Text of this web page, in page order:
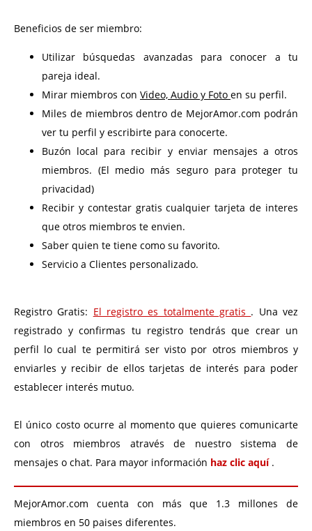
Beneficios de ser miembro:
Utilizar búsquedas avanzadas para conocer a tu
pareja ideal.
Mirar miembros con Video, Audio y Foto en su perfil.
Miles de miembros dentro de MejorAmor.com podrán
ver tu perfil y escribirte para conocerte.
Buzón local para recibir y enviar mensajes a otros
miembros. (El medio más seguro para proteger tu
privacidad)
Recibir y contestar gratis cualquier tarjeta de interes
que otros miembros te envien.
Saber quien te tiene como su favorito.
Servicio a Clientes personalizado.
Registro Gratis: El registro es totalmente gratis . Una vez
registrado y confirmas tu registro tendrás que crear un
perfil lo cual te permitirá ser visto por otros miembros y
enviarles y recibir de ellos tarjetas de interés para poder
establecer interés mutuo.
El único costo ocurre al momento que quieres comunicarte
con otros miembros através de nuestro sistema de
mensajes o chat. Para mayor información haz clic aquí .
MejorAmor.com cuenta con más que 1.3 millones de
miembros en 50 paises diferentes.